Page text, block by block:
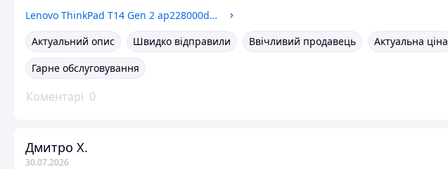
Lenovo ThinkPad T14 Gen 2 ap228000d00 Нижня частина корпусу, корито, піддон
Актуальний опис
Швидко відправили Ввічливий продавець Актуальна ціна
Гарне обслуговування
Коментарі 0
Дмитро Х.
30.07.2026